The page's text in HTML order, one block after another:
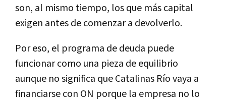
son, al mismo tiempo, los que más capital
exigen antes de comenzar a devolverlo.
Por eso, el programa de deuda puede
funcionar como una pieza de equilibrio
aunque no significa que Catalinas Río vaya a
financiarse con ON porque la empresa no lo